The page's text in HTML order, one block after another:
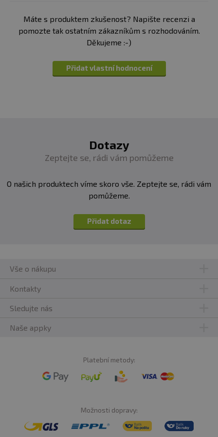
Máte s produktem zkušenost? Napište recenzi a
pomozte tak ostatním zákazníkům s rozhodováním.
Děkujeme :-)
Přidat vlastní hodnocení
Dotazy
Zeptejte se, rádi vám pomůžeme
O našich produktech víme skoro vše. Zeptejte se, rádi vám
pomůžeme.
Přidat dotaz
Vše o nákupu
Kontakty
Sledujte nás
Naše appky
Platební metody:
Možnosti dopravy: